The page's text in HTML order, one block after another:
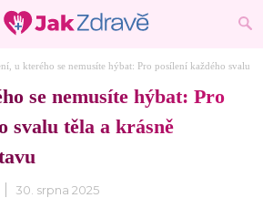
u kterého se nemusíte hýbat: Pro posílení každého svalu
se nemusíte hýbat: Pro
svalu těla a krásně
30. srpna 2025